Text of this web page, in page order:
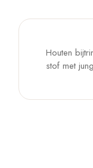
Houten
stof met